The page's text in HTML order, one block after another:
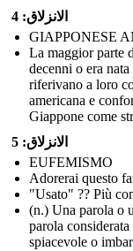
الانزلاق: 4
GIAPPONESE
La maggior parte
decenni o era
riferivano a loro
americana e
Giappone come
الانزلاق: 5
EUFEMISMO
Adorerai questo
"Usato" ?? Più
(n.) Una parola o
parola
spiacevole o